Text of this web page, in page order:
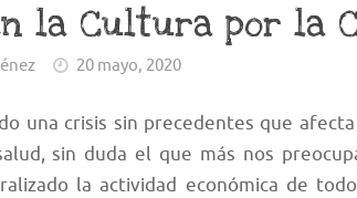
la Cultura por la
20 mayo, 2020
una crisis sin precedentes que
sin duda el que más nos
la actividad económica de